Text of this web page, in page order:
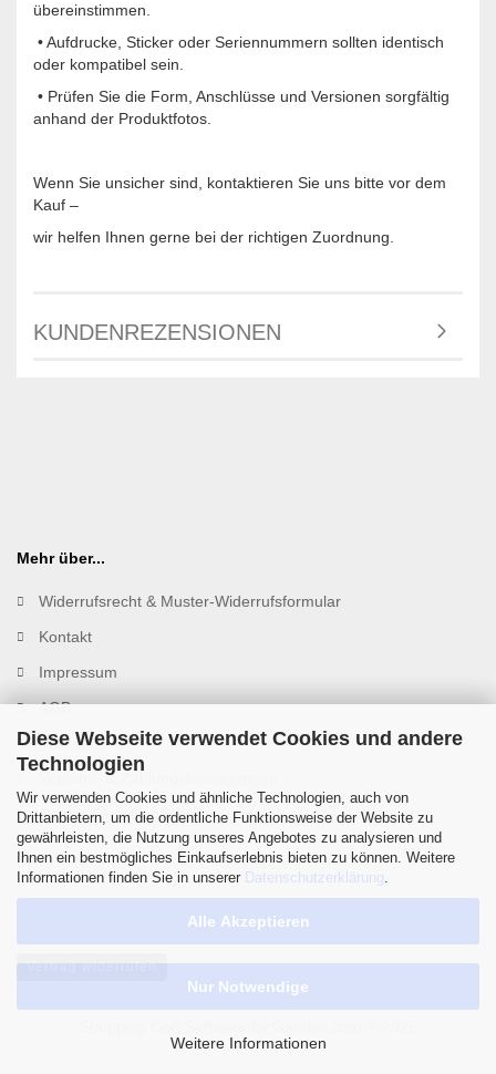
Diese Webseite verwendet Cookies und andere
Technologien
Wir verwenden Cookies und ähnliche Technologien, auch von
Drittanbietern, um die ordentliche Funktionsweise der Website zu
gewährleisten, die Nutzung unseres Angebotes zu analysieren und
Ihnen ein bestmögliches Einkaufserlebnis bieten zu können. Weitere
Informationen finden Sie in unserer Datenschutzerklärung
Alle Akzeptieren
Nur Notwendige
Weitere Informationen
übereinstimmen.
• Aufdrucke, Sticker oder Seriennummern sollten identisch
oder kompatibel sein.
• Prüfen Sie die Form, Anschlüsse und Versionen sorgfältig
anhand der Produktfotos.
Wenn Sie unsicher sind, kontaktieren Sie uns bitte vor dem
Kauf –
wir helfen Ihnen gerne bei der richtigen Zuordnung.
KUNDENREZENSIONEN
Mehr über...
Widerrufsrecht & Muster-Widerrufsformular
Kontakt
Impressum
AGB
Datenschutz
Versand- & Zahlungsbedingungen
Cookie Einstellungen
Vertrag widerrufen